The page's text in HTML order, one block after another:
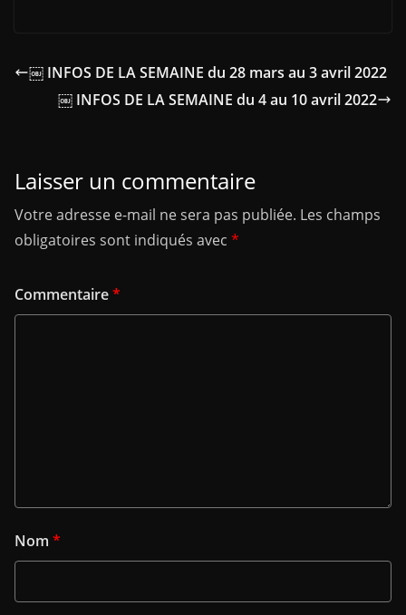
￼ INFOS DE LA SEMAINE du 28 mars au 3 avril 2022
￼ INFOS DE LA SEMAINE du 4 au 10 avril 2022
Laisser un commentaire
Votre adresse e-mail ne sera pas publiée. Les champs
obligatoires sont indiqués avec *
Commentaire*
Nom *